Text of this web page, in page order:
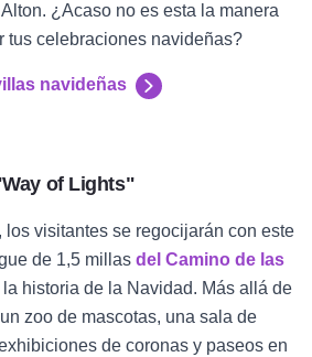
¿Acaso no es esta la manera
tus celebraciones navideñas?
navideñas
of Lights"
visitantes se regocijarán con este
de 1,5 millas del Camino de las
historia de la Navidad. Más allá de
zoo de mascotas, una sala de
de coronas y paseos en